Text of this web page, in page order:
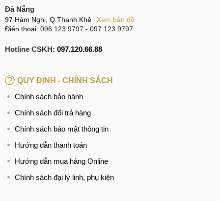
Đà Nẵng
97 Hàm Nghi, Q.Thanh Khê
Xem bản đồ
Điện thoại: 096.123.9797 - 097.123.9797
Hotline CSKH: 097.120.66.88
QUY ĐỊNH - CHÍNH SÁCH
Chính sách bảo hành
Chính sách đổi trả hàng
Chính sách bảo mật thông tin
Hướng dẫn thanh toán
Hướng dẫn mua hàng Online
Chính sách đại lý linh, phụ kiện